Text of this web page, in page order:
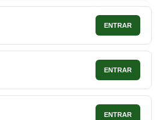
ENTRAR
ENTRAR
ENTRAR